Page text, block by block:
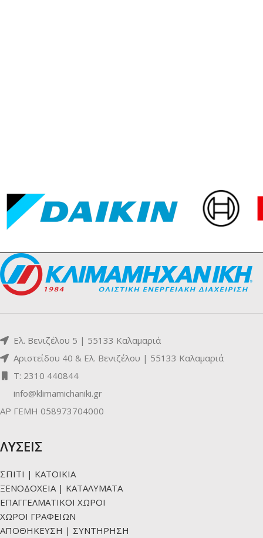
Ελ. Βενιζέλου 5 | 55133 Καλαμαριά
Αριστείδου 40 & Ελ. Βενιζέλου | 55133 Καλαμαριά
Τ: 2310 440844
info@klimamichaniki.gr
ΑΡ ΓΕΜΗ 058973704000
ΛΥΣΕΙΣ
ΣΠΙΤΙ | ΚΑΤΟΙΚΙΑ
ΞΕΝΟΔΟΧΕΙΑ | ΚΑΤΑΛΥΜΑΤΑ
ΕΠΑΓΓΕΛΜΑΤΙΚΟΙ ΧΩΡΟΙ
ΧΩΡΟΙ ΓΡΑΦΕΙΩΝ
ΑΠΟΘΗΚΕΥΣΗ | ΣΥΝΤΗΡΗΣΗ